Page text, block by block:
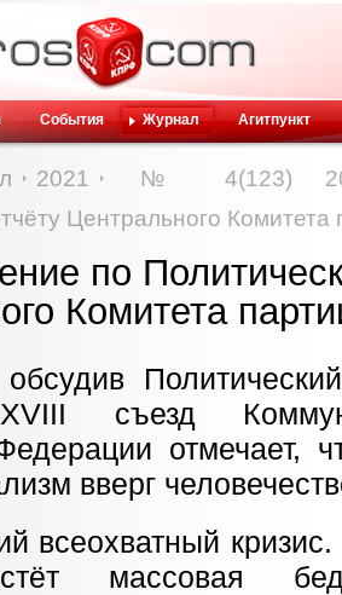
События Журнал Агитпункт
2021
№ 4(123)
Центрального Комитета
по
Комитета
съезд
отмечает,
вверг
всеохватный
массовая